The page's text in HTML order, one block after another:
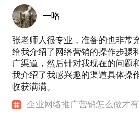
一咯
张老师人很专业，准备的也非常
给我介绍了网络营销的操作步骤
广渠道，然后针对我现在的问题
我介绍了我感兴趣的渠道具体操
收获满满。
企业网络推广营销怎么做才